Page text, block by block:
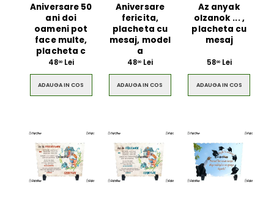
Aniversare 50
ani doi
oameni pot
face multe,
placheta c
4800Lei
ADAUGA IN COS
Aniversare
fericita,
placheta cu
mesaj, model
a
4800Lei
ADAUGA IN COS
Az anyak
olzanok ... ,
placheta cu
mesaj
5800Lei
ADAUGA IN COS